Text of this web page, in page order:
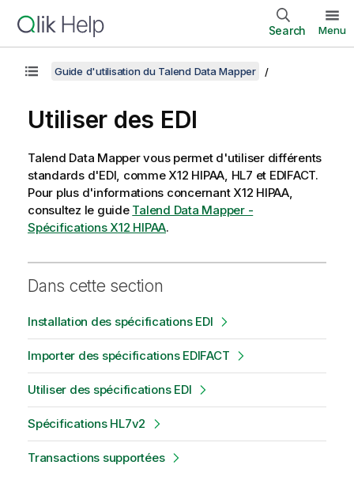
Search Menu
Guide d'utilisation du Talend Data Mapper
Utiliser des EDI
Talend Data Mappervous permet d'utiliser différents
standards d'EDI, comme X12 HIPAA, HL7 et EDIFACT.
Pour plus d'informations concernant X12 HIPAA,
consultez le guide Talend Data Mapper -
Spécifications X12 HIPAA.
Dans cette section
Installation des spécifications EDI
Importer des spécifications EDIFACT
Utiliser des spécifications EDI
Spécifications HL7v2
Transactions supportées